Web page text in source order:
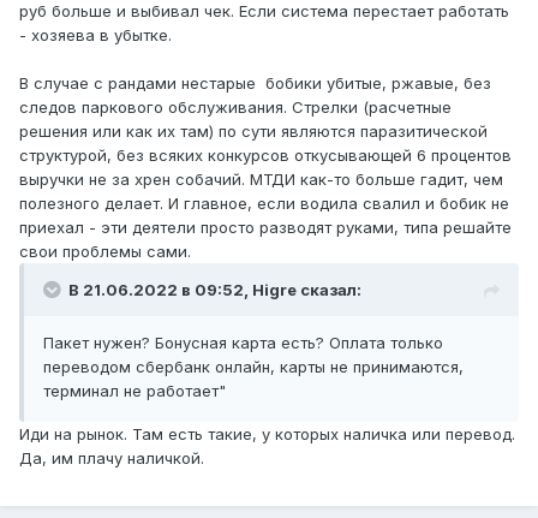
руб больше и выбивал чек. Если система перестает работать
- хозяева в убытке.
В случае с рандами нестарые бобики убитые, ржавые, без
следов паркового обслуживания. Стрелки (расчетные
решения или как их там) по сути являются паразитической
структурой, без всяких конкурсов откусывающей 6 процентов
выручки не за хрен собачий. МТДИ как-то больше гадит, чем
полезного делает. И главное, если водила свалил и бобик не
приехал - эти деятели просто разводят руками, типа решайте
свои проблемы сами.
В 21.06.2022 в 09:52, Higre сказал:
Пакет нужен? Бонусная карта есть? Оплата только
переводом сбербанк онлайн, карты не принимаются,
терминал не работает"
Иди на рынок. Там есть такие, у которых наличка или перевод.
Да, им плачу наличкой.